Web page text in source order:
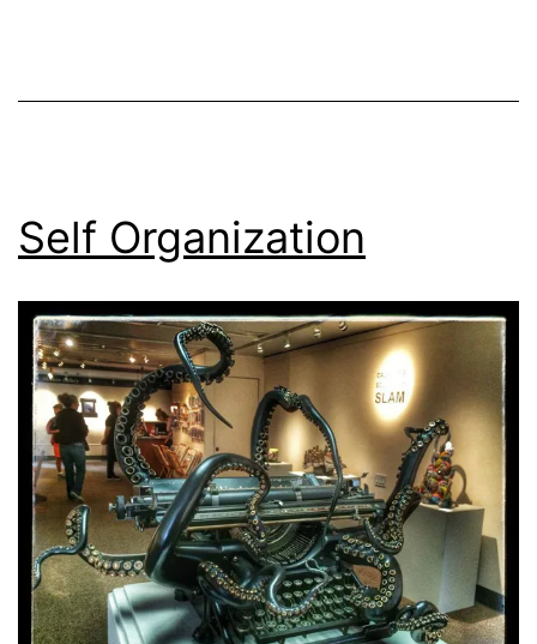
Self Organization